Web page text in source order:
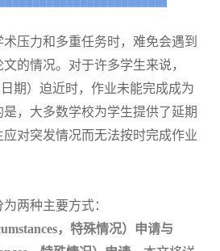
压力和多重任务时，难免会遇到
的情况。对于许多学生来说，
日期）迫近时，作业未能完成成为
，大多数学校为学生提供了延期
对突发情况而无法按时完成作业
两种主要方式：
，特殊情况）申请与